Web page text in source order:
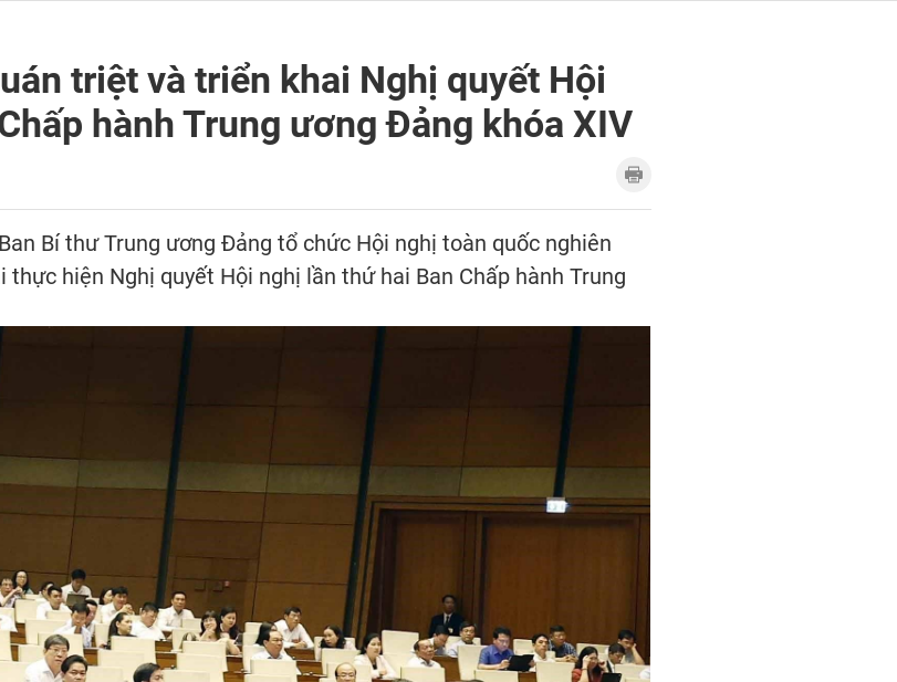
triệt và triển khai Nghị quyết Hội
hành Trung ương Đảng khóa XIV
Bí thư Trung ương Đảng tổ chức Hội nghị toàn quốc nghiên
hiện Nghị quyết Hội nghị lần thứ hai Ban Chấp hành Trung